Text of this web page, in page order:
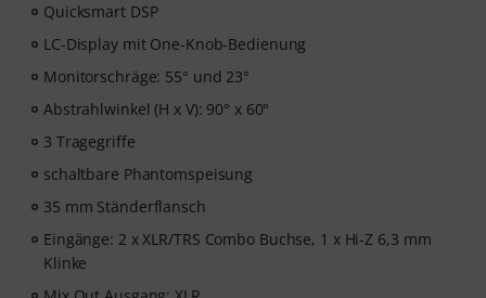
Quicksmart DSP
LC-Display mit One-Knob-Bedienung
Monitorschräge: 55° und 23°
Abstrahlwinkel (H x V): 90° x 60°
3 Tragegriffe
schaltbare Phantomspeisung
35 mm Ständerflansch
Eingänge: 2 x XLR/TRS Combo Buchse, 1 x Hi-Z 6,3 mm
Klinke